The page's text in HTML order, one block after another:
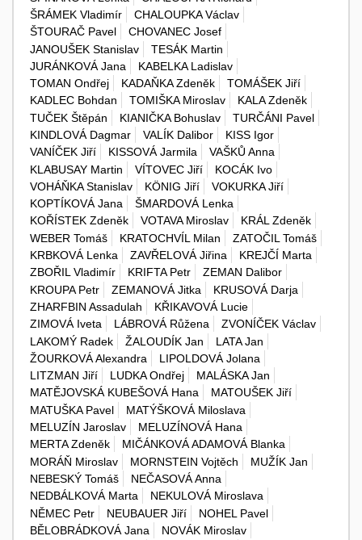
ŠRÁMEK Vladimír
CHALOUPKA Václav
ŠTOURAČ Pavel
CHOVANEC Josef
JANOUŠEK Stanislav
TESÁK Martin
JURÁNKOVÁ Jana
KABELKA Ladislav
TOMAN Ondřej
KADAŇKA Zdeněk
TOMÁŠEK Jiří
KADLEC Bohdan
TOMIŠKA Miroslav
KALA Zdeněk
TUČEK Štěpán
KIANIČKA Bohuslav
TURČÁNI Pavel
KINDLOVÁ Dagmar
VALÍK Dalibor
KISS Igor
VANÍČEK Jiří
KISSOVÁ Jarmila
VAŠKŮ Anna
KLABUSAY Martin
VÍTOVEC Jiří
KOCÁK Ivo
VOHÁŇKA Stanislav
KÖNIG Jiří
VOKURKA Jiří
KOPTÍKOVÁ Jana
ŠMARDOVÁ Lenka
KOŘÍSTEK Zdeněk
VOTAVA Miroslav
KRÁL Zdeněk
WEBER Tomáš
KRATOCHVÍL Milan
ZATOČIL Tomáš
KRBKOVÁ Lenka
ZAVŘELOVÁ Jiřina
KREJČÍ Marta
ZBOŘIL Vladimír
KRIFTA Petr
ZEMAN Dalibor
KROUPA Petr
ZEMANOVÁ Jitka
KRUSOVÁ Darja
ZHARFBIN Assadulah
KŘIKAVOVÁ Lucie
ZIMOVÁ Iveta
LÁBROVÁ Růžena
ZVONÍČEK Václav
LAKOMÝ Radek
ŽALOUDÍK Jan
LATA Jan
ŽOURKOVÁ Alexandra
LIPOLDOVÁ Jolana
LITZMAN Jiří
LUDKA Ondřej
MALÁSKA Jan
MATĚJOVSKÁ KUBEŠOVÁ Hana
MATOUŠEK Jiří
MATUŠKA Pavel
MATÝŠKOVÁ Miloslava
MELUZÍN Jaroslav
MELUZÍNOVÁ Hana
MERTA Zdeněk
MIČÁNKOVÁ ADAMOVÁ Blanka
MORÁŇ Miroslav
MORNSTEIN Vojtěch
MUŽÍK Jan
NEBESKÝ Tomáš
NEČASOVÁ Anna
NEDBÁLKOVÁ Marta
NEKULOVÁ Miroslava
NĚMEC Petr
NEUBAUER Jiří
NOHEL Pavel
BĚLOBRÁDKOVÁ Jana
NOVÁK Miroslav